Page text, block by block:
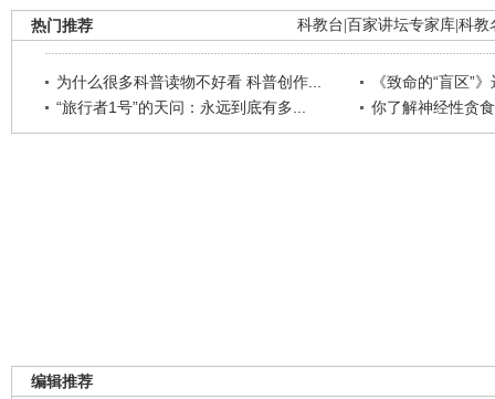
科教台 百家讲坛专家库 科教
热门推荐
为什么很多科普读物不好看 科普创作...
《致命的“盲区”
“旅行者1号”的天问：永远到底有多...
你了解神经性贪
编辑推荐